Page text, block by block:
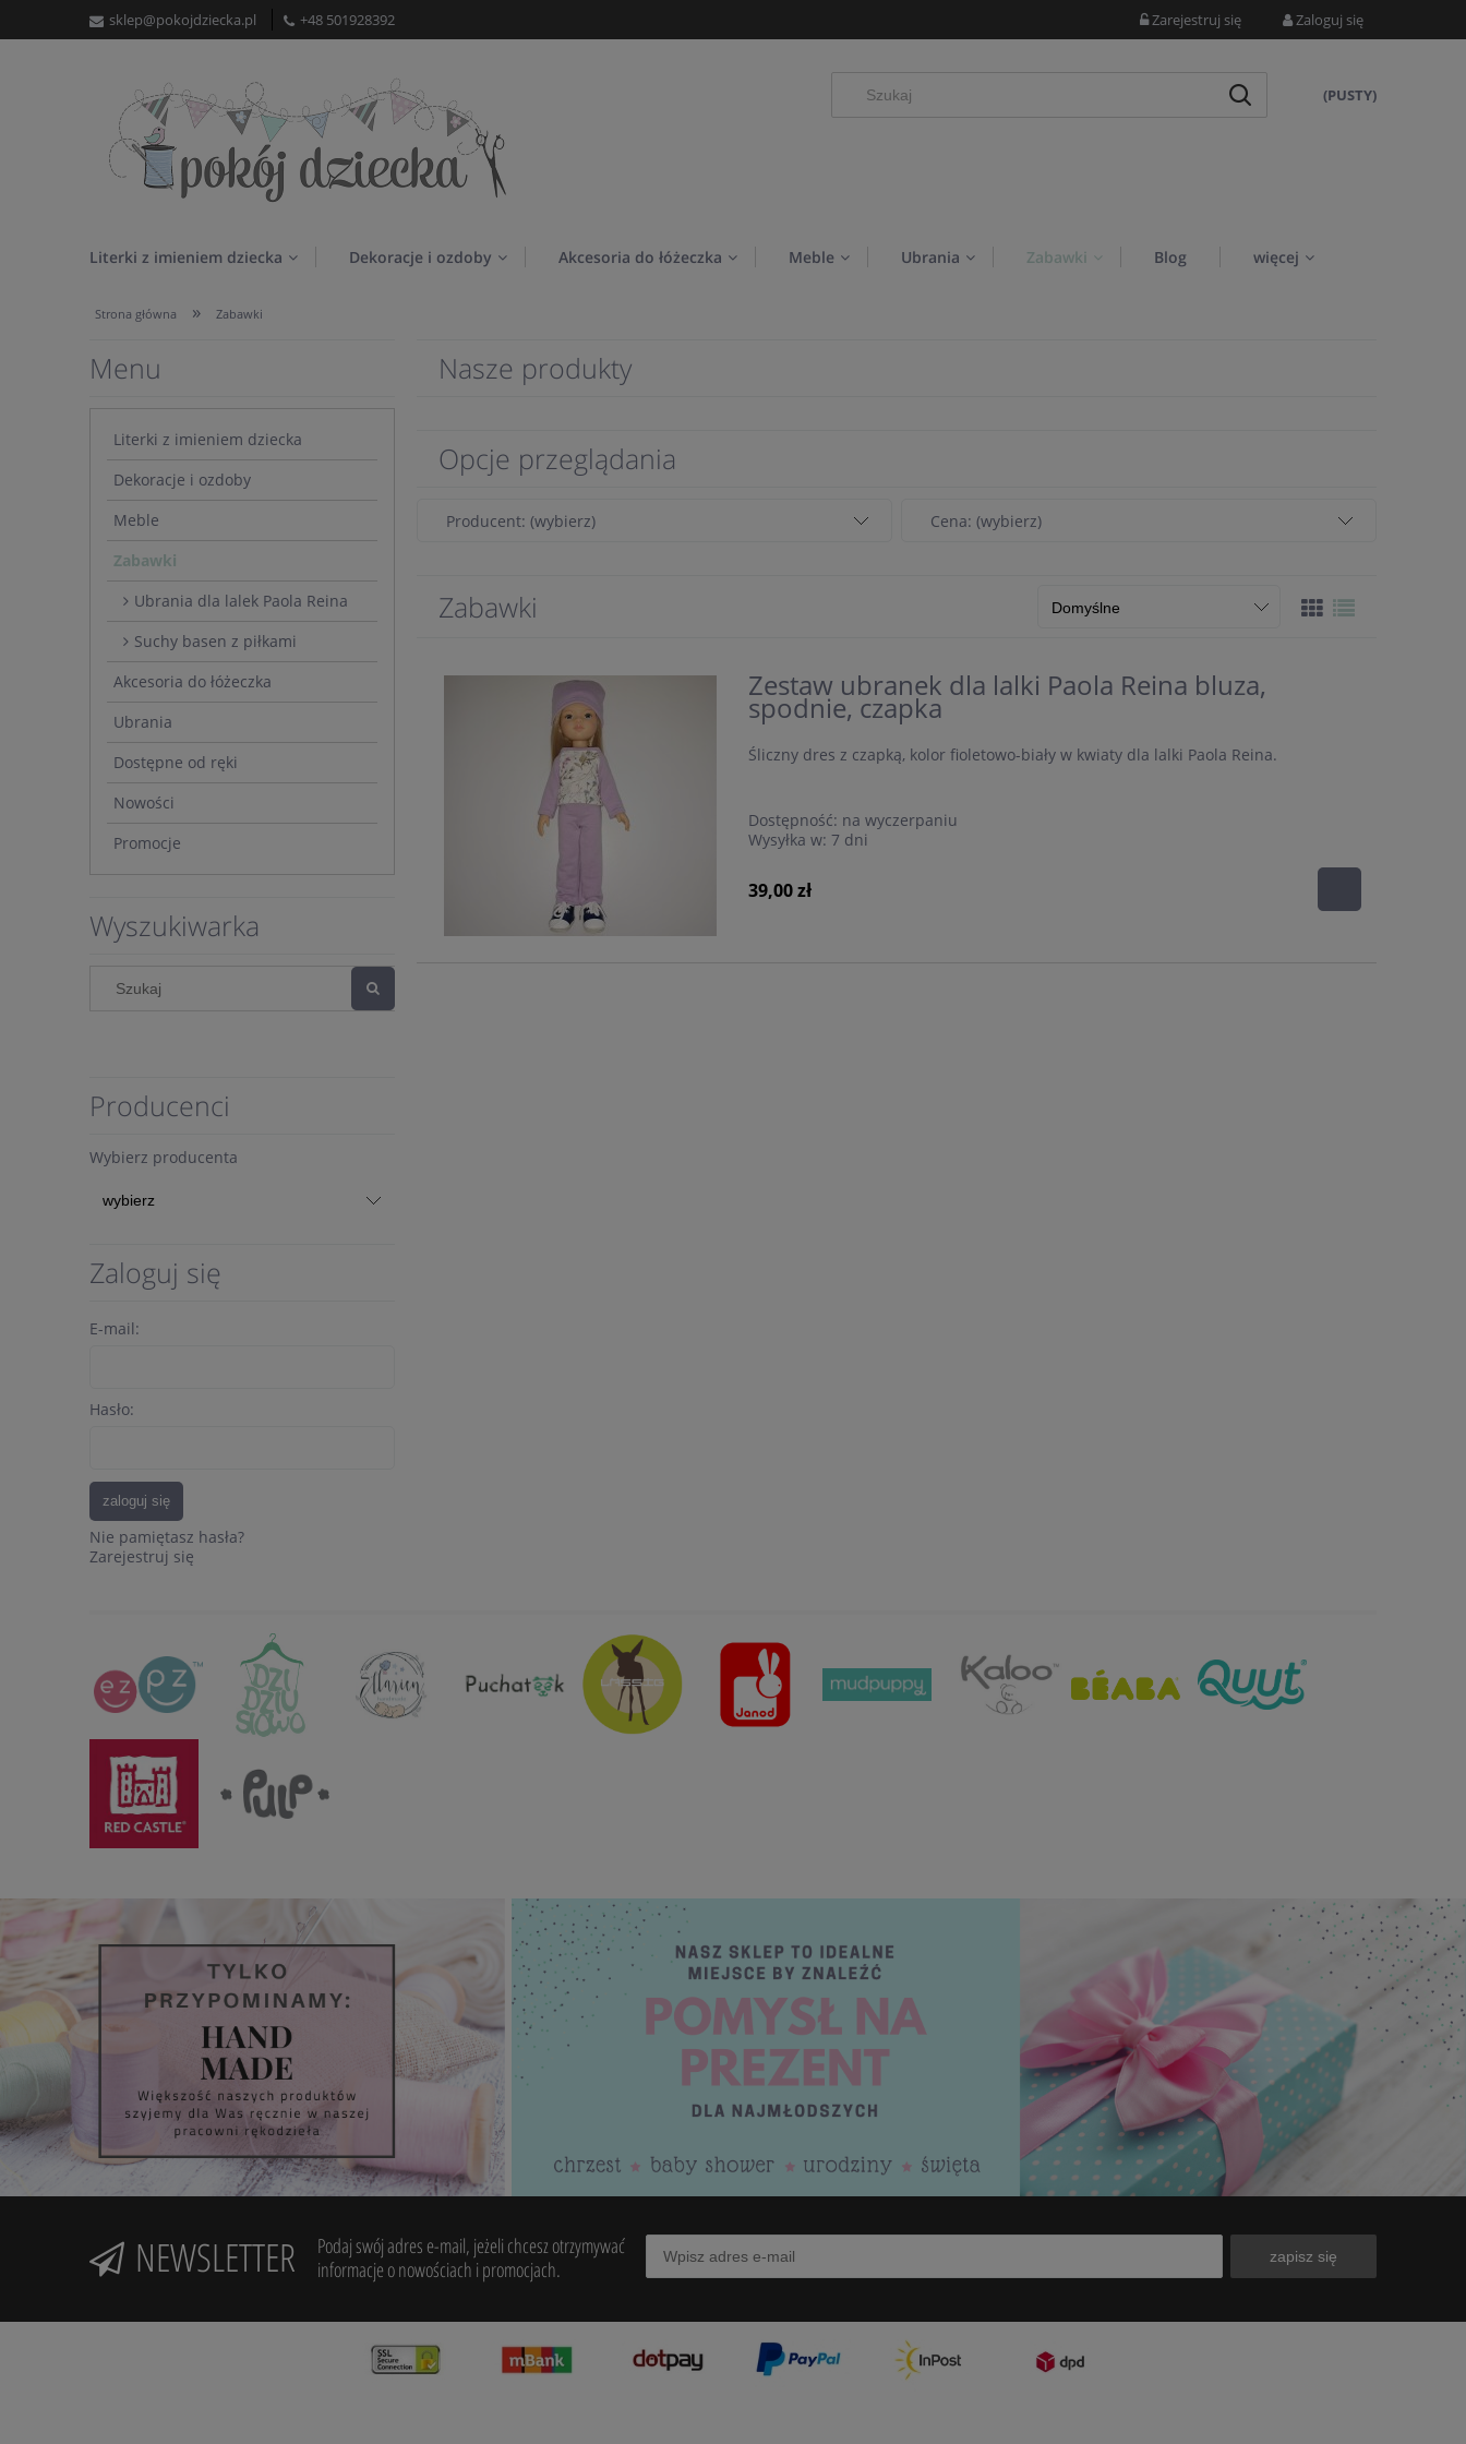
sklep@pokojdziecka.pl +48 501928392 Zarejestruj się Zaloguj się
(PUSTY)
Literki z imieniem dziecka Dekoracje i ozdoby Akcesoria do łóżeczka Meble Ubrania Zabawki Blog więcej
Strona główna » Zabawki
Menu
Literki z imieniem dziecka
Dekoracje i ozdoby
Meble
Zabawki
Ubrania dla lalek Paola Reina
Suchy basen z piłkami
Akcesoria do łóżeczka
Ubrania
Dostępne od ręki
Nowości
Promocje
Wyszukiwarka
Producenci
Wybierz producenta
Zaloguj się
E-mail:
Hasło:
zaloguj się
Nie pamiętasz hasła?
Zarejestruj się
Nasze produkty
Opcje przeglądania
Producent: (wybierz) Cena: (wybierz)
Zabawki
Zestaw ubranek dla lalki Paola Reina bluza,
spodnie, czapka
Śliczny dres z czapką, kolor fioletowo-biały w kwiaty dla lalki Paola Reina.
Dostępność: na wyczerpaniu
Wysyłka w: 7 dni
39,00 zł
NEWSLETTER
Podaj swój adres e-mail, jeżeli chcesz otrzymywać
informacje o nowościach i promocjach.
zapisz się